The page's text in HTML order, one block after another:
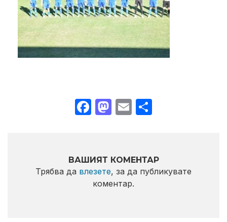
Facebook
Mastodon
Email
ВАШИЯТ КОМЕНТАР
Трябва да влезете, за да публикувате
коментар.